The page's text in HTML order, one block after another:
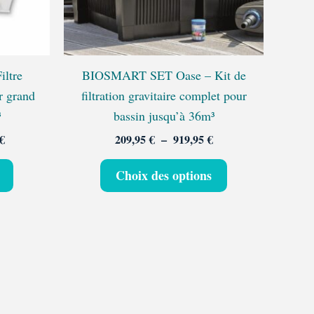
grand
peuvent
BIOSMART SET Oase – Kit de
filtration gravitaire complet pour
bassin jusqu’à 36m³
209,95€ – 919,95€
Choix des options
peuvent
être
choisies
sur
page